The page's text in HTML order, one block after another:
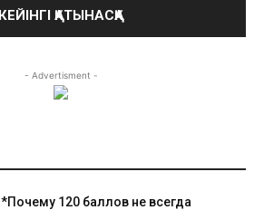
- Advertisment -
*Почему 120 баллов не всегда